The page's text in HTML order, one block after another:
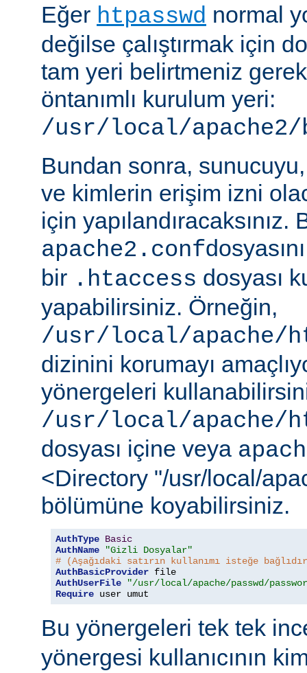
Eğer htpasswd normal
değilse çalıştırmak için
tam yeri belirtmeniz
öntanımlı kurulum yeri:
/usr/local/apache2/
Bundan sonra,
ve kimlerin erişim izni
için yapılandıracaksınız.
apache2.conf
bir .htaccess dosyası
yapabilirsiniz. Örneğin,
/usr/local/apache/
dizinini korumayı
yönergeleri
/usr/local/apache/
dosyası içine veya
<Directory "/usr/local/
bölümüne koyabilirsiniz.
AuthType Basic
AuthName
"Gizli Dosyalar"
# (Aşağıdaki satırın kullanımı isteğe
AuthBasicProvider
AuthUserFile
"/usr/local/apache/passwd/
Require user umut
Bu yönergeleri tek tek
yönergesi kullanıcının